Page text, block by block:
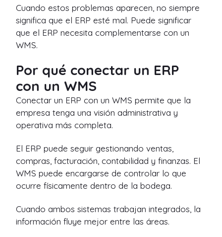
Cuando estos problemas aparecen, no siempre
significa que el ERP esté mal. Puede significar
que el ERP necesita complementarse con un
WMS.
Por qué conectar un ERP
con un WMS
Conectar un ERP con un WMS permite que la
empresa tenga una visión administrativa y
operativa más completa.
El ERP puede seguir gestionando ventas,
compras, facturación, contabilidad y finanzas. El
WMS puede encargarse de controlar lo que
ocurre físicamente dentro de la bodega.
Cuando ambos sistemas trabajan integrados, la
información fluye mejor entre las áreas.